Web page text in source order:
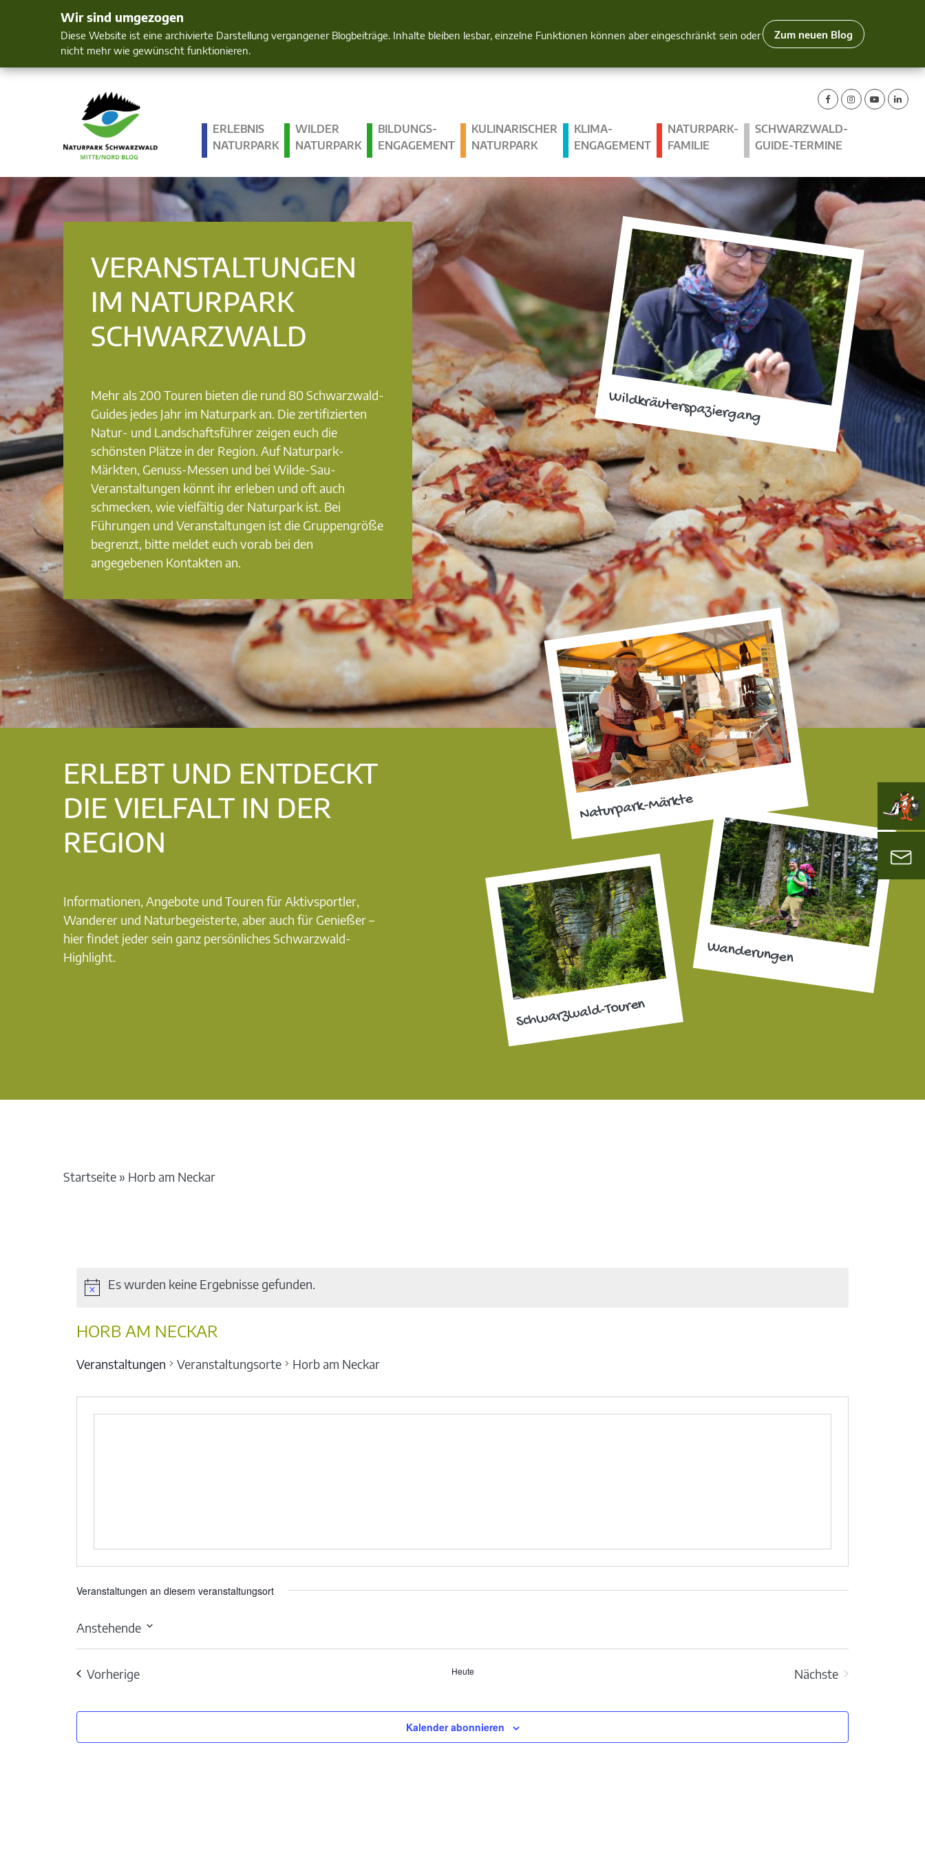
Wir sind umgezogen
Diese Website ist eine archivierte Darstellung vergangener Blogbeiträge. Inhalte bleiben lesbar, einzelne Funktionen können aber eingeschränkt sein oder
nicht mehr wie gewünscht funktionieren.
Zum neuen Blog
Mensch und Natur im Blick
ERLEBNIS
NATURPARK
WILDER
NATURPARK
BILDUNGS­
ENGAGEMENT
KULINARISCHER
NATURPARK
KLIMA­
ENGAGEMENT
NATURPARK-
FAMILIE
SCHWARZWALD-
GUIDE-TERMINE
Wildkräuterspaziergang
VERANSTALTUNGEN
IM NATURPARK
SCHWARZWALD
Mehr als 200 Touren bieten die rund 80 Schwarzwald-
Guides jedes Jahr im Naturpark an. Die zertifizierten
Natur- und Landschaftsführer zeigen euch die
schönsten Plätze in der Region. Auf Naturpark-
Märkten, Genuss-Messen und bei Wilde-Sau-
Veranstaltungen könnt ihr erleben und oft auch
schmecken, wie vielfältig der Naturpark ist. Bei
Führungen und Veranstaltungen ist die Gruppengröße
begrenzt, bitte meldet euch vorab bei den
angegebenen Kontakten an.
ERLEBT UND ENTDECKT
DIE VIELFALT IN DER
REGION
Informationen, Angebote und Touren für Aktivsportler,
Wanderer und Naturbegeisterte, aber auch für Genießer –
hier findet jeder sein ganz persönliches Schwarzwald-
Highlight.
Naturpark-Märkte
Wanderungen
Schwarzwald-Touren
Startseite» Horb am Neckar
Es wurden keine Ergebnisse gefunden.
HORB AM NECKAR
Veranstaltungen Veranstaltungsorte Horb am Neckar
Veranstaltungen an diesem veranstaltungsort
Anstehende
Datum
VorherigeVeranstaltungen Heute
Nächste
Kalender abonnieren